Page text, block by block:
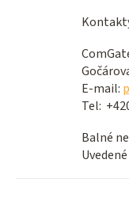
E-mail:
Tel:
Balné